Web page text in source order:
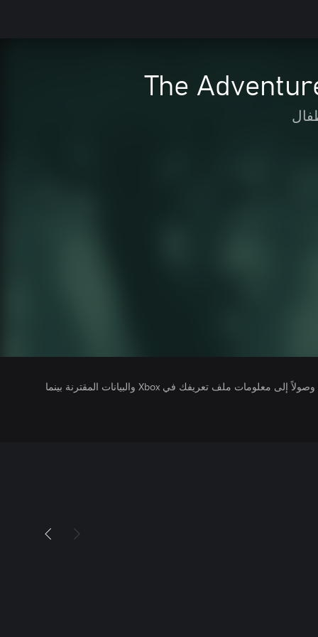
The
يتلقى ناشرو الألعاب التي تقوم بتشغيلها وصولاً إلى معلومات ملف تعريفك في Xbox والبيانات المقترنة بينما